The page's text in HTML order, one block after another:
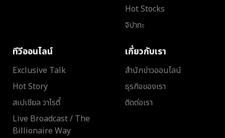
Hot Stocks
จิปาถะ
ทีวีออนไลน์
Exclusive Talk
Hot Story
สเปเชียล วาไรตี้
Live Broadcast / The
Billionaire Way
เกี่ยวกับเรา
สำนักข่าวออนไลน์
ธุรกิจของเรา
ติดต่อเรา